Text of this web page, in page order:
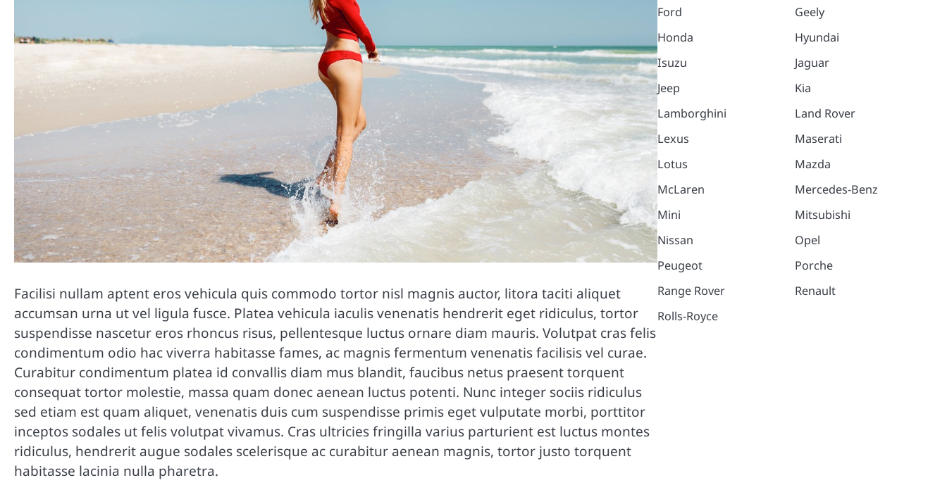
Facilisi nullam aptent eros vehicula quis commodo tortor nisl magnis auctor, litora taciti aliquet
accumsan urna ut vel ligula fusce. Platea vehicula iaculis venenatis hendrerit eget ridiculus, tortor
suspendisse nascetur eros rhoncus risus, pellentesque luctus ornare diam mauris. Volutpat cras felis
condimentum odio hac viverra habitasse fames, ac magnis fermentum venenatis facilisis vel curae.
Curabitur condimentum platea id convallis diam mus blandit, faucibus netus praesent torquent
consequat tortor molestie, massa quam donec aenean luctus potenti. Nunc integer sociis ridiculus
sed etiam est quam aliquet, venenatis duis cum suspendisse primis eget vulputate morbi, porttitor
inceptos sodales ut felis volutpat vivamus. Cras ultricies fringilla varius parturient est luctus montes
ridiculus, hendrerit augue sodales scelerisque ac curabitur aenean magnis, tortor justo torquent
habitasse lacinia nulla pharetra.
Ford
Honda
Isuzu
Jeep
Lamborghini
Lexus
Lotus
McLaren
Mini
Nissan
Peugeot
Range Rover
Rolls-Royce
Geely
Hyundai
Jaguar
Kia
Land Rover
Maserati
Mazda
Mercedes-Benz
Mitsubishi
Opel
Porche
Renault